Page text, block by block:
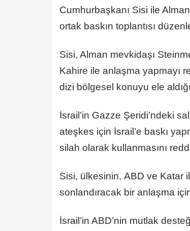
Cumhurbaşkanı Sisi ile
ortak baskın toplantısı
Sisi, Alman mevkidaşı
Kahire ile anlaşma yapmayı
dizi bölgesel konuyu ele
İsrail’in Gazze Şeridi’ndeki
ateşkes için İsrail’e baskı
silah olarak kullanmasını
Sisi, ülkesinin, ABD ve Katar
sonlandıracak bir anlaşma için
İsrail’in ABD’nin mutlak